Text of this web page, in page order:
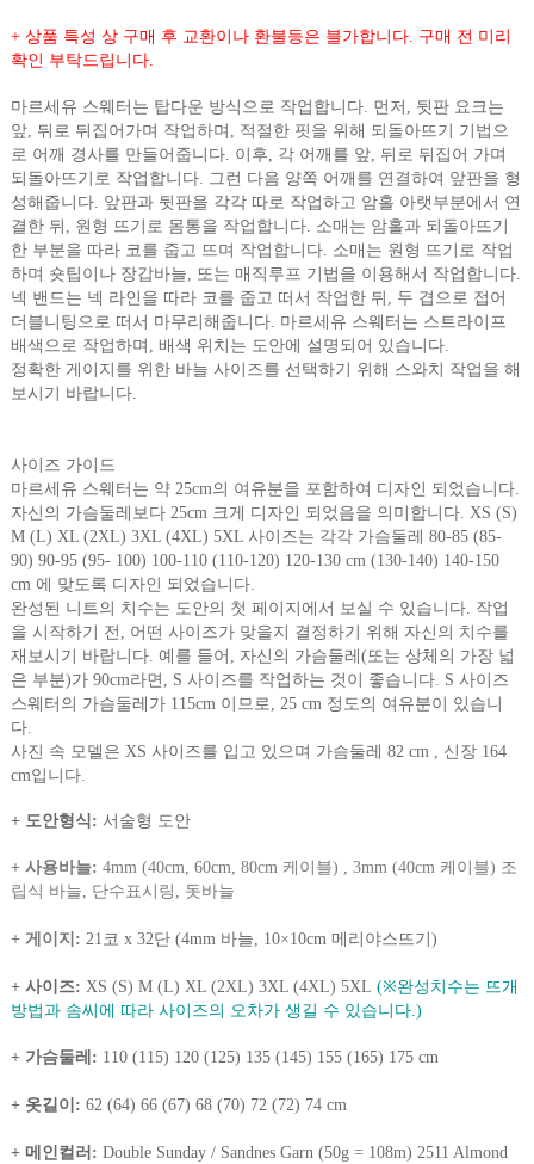
+ 상품 특성 상 구매 후 교환이나 환불등은 블가합니다. 구매 전 미리
확인 부탁드립니다.
마르세유 스웨터는 탑다운 방식으로 작업합니다. 먼저, 뒷판 요크는
앞, 뒤로 뒤집어가며 작업하며, 적절한 핏을 위해 되돌아뜨기 기법으
로 어깨 경사를 만들어줍니다. 이후, 각 어깨를 앞, 뒤로 뒤집어 가며
되돌아뜨기로 작업합니다. 그런 다음 양쪽 어깨를 연결하여 앞판을 형
성해줍니다. 앞판과 뒷판을 각각 따로 작업하고 암홀 아랫부분에서 연
결한 뒤, 원형 뜨기로 몸통을 작업합니다. 소매는 암홀과 되돌아뜨기
한 부분을 따라 코를 줍고 뜨며 작업합니다. 소매는 원형 뜨기로 작업
하며 숏팁이나 장갑바늘, 또는 매직루프 기법을 이용해서 작업합니다.
넥 밴드는 넥 라인을 따라 코를 줍고 떠서 작업한 뒤, 두 겹으로 접어
더블니팅으로 떠서 마무리해줍니다. 마르세유 스웨터는 스트라이프
배색으로 작업하며, 배색 위치는 도안에 설명되어 있습니다.
정확한 게이지를 위한 바늘 사이즈를 선택하기 위해 스와치 작업을 해
보시기 바랍니다.
사이즈 가이드
마르세유 스웨터는 약 25cm의 여유분을 포함하여 디자인 되었습니다.
자신의 가슴둘레보다 25cm 크게 디자인 되었음을 의미합니다. XS (S)
M (L) XL (2XL) 3XL (4XL) 5XL 사이즈는 각각 가슴둘레 80-85 (85-
90) 90-95 (95- 100) 100-110 (110-120) 120-130 cm (130-140) 140-150
cm 에 맞도록 디자인 되었습니다.
완성된 니트의 치수는 도안의 첫 페이지에서 보실 수 있습니다. 작업
을 시작하기 전, 어떤 사이즈가 맞을지 결정하기 위해 자신의 치수를
재보시기 바랍니다. 예를 들어, 자신의 가슴둘레(또는 상체의 가장 넓
은 부분)가 90cm라면, S 사이즈를 작업하는 것이 좋습니다. S 사이즈
스웨터의 가슴둘레가 115cm 이므로, 25 cm 정도의 여유분이 있습니
다.
사진 속 모델은 XS 사이즈를 입고 있으며 가슴둘레 82 cm , 신장 164
cm입니다.
+ 도안형식: 서술형 도안
+ 사용바늘: 4mm (40cm, 60cm, 80cm 케이블) , 3mm (40cm 케이블) 조
립식 바늘, 단수표시링, 돗바늘
+ 게이지 : 21코 x 32단 (4mm 바늘, 10×10cm 메리야스뜨기)
+ 사이즈: XS (S) M (L) XL (2XL) 3XL (4XL) 5XL (※완성치수는 뜨개
방법과 솜씨에 따라 사이즈의 오차가 생길 수 있습니다.)
+ 가슴둘레: 110 (115) 120 (125) 135 (145) 155 (165) 175 cm
+ 옷길이: 62 (64) 66 (67) 68 (70) 72 (72) 74 cm
+ 메인컬러: Double Sunday / Sandnes Garn (50g = 108m) 2511 Almond